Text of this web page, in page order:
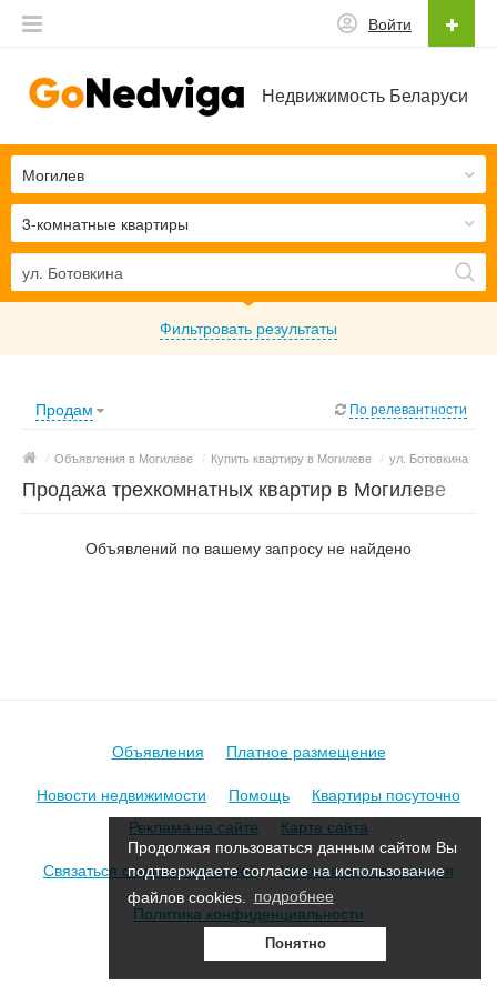
Продолжая пользоваться данным сайтом Вы
подтверждаете согласие на использование
файлов cookies.
подробнее
Понятно
Недвижимость Беларуси
Войти
3-комнатные квартиры
Могилев
Фильтровать результаты
Продам По релевантности
/ Объявления в Могилеве / Купить квартиру в Могилеве / ул. Ботовкина
Продажа трехкомнатных квартир в Могилеве
Объявлений по вашему запросу не найдено
Объявления
Платное размещение
Новости недвижимости
Помощь
Квартиры посуточно
Реклама на сайте
Карта сайта
Связаться с администрацией
Условия использования
Политика конфиденциальности